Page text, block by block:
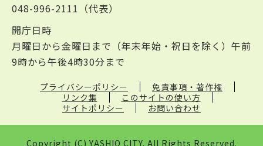
048-996-2111（代表）
開庁日時
月曜日から金曜日まで（年末年始・祝日を除く）午前
9時から午後4時30分まで
プライバシーポリシー
免責事項・著作権
リンク集
このサイトの使い方
サイトポリシー
お問い合わせ
Copyright (C) YASHIO CITY. All Rights Reserved.